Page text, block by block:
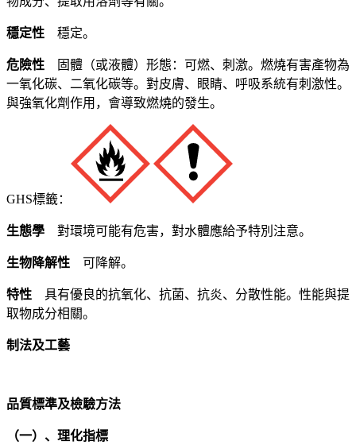
穩定性 穩定。
危險性
固體（或液體）形態：可燃、刺激。燃燒有害產物為
一氧化碳、二氧化碳等。對皮膚、眼睛、呼吸系統有刺激性。
與強氧化劑作用，會導致燃燒的發生。
GHS標籤：
生態學 對環境可能有危害，對水體應給予特別注意。
生物降解性 可降解。
特性 具有優良的抗氧化、抗菌、抗炎、分散性能。性能與提
取物成分相關。
制法及工藝
品質標準及檢驗方法
（一）、理化指標